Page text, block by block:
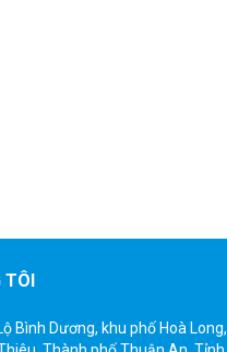
Bình Dương, khu phố Hoà Long,